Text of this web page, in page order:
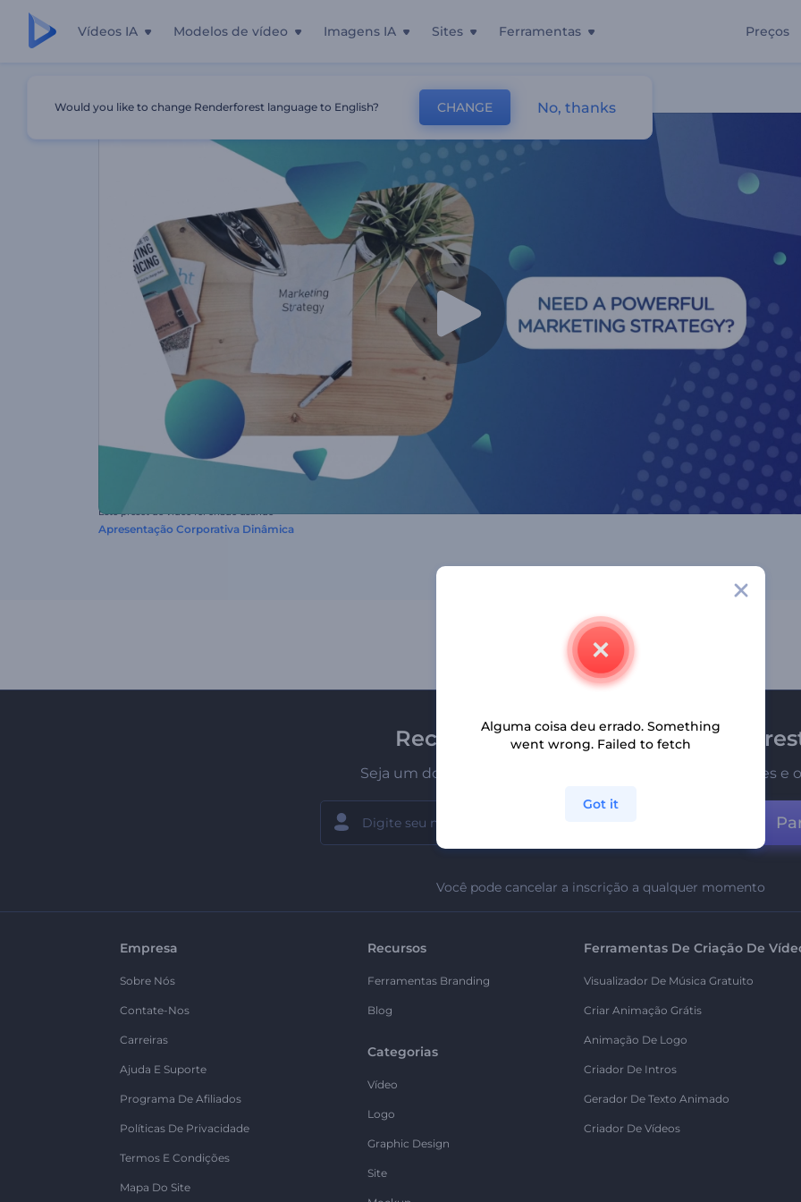
Vídeos IA Modelos de vídeo Imagens IA Sites Ferramentas Preços
Promoção Impressionante De Agência De Marketing
Este preset de vídeo foi criado usando
Apresentação Corporativa Dinâmica
Receba a newsletter da
Seja um dos primeiros a receber nossas últimas novidades e
Você pode cancelar a inscrição a qualquer momento
Empresa
Sobre Nós
Contate-Nos
Carreiras
Ajuda E Suporte
Programa De Afiliados
Políticas De Privacidade
Termos E Condições
Mapa Do Site
Recursos
Ferramentas Branding
Blog
Categorias
Vídeo
Logo
Graphic Design
Site
Ferramentas De Criação De
Visualizador De Música Gratuito
Criar Animação Grátis
Animação De Logo
Criador De Intros
Gerador De Texto Animado
Criador De Vídeos
Would you like to change Renderforest language to English? CHANGE No, thanks
Alguma coisa deu errado. Something
went wrong. Failed to fetch
Got it